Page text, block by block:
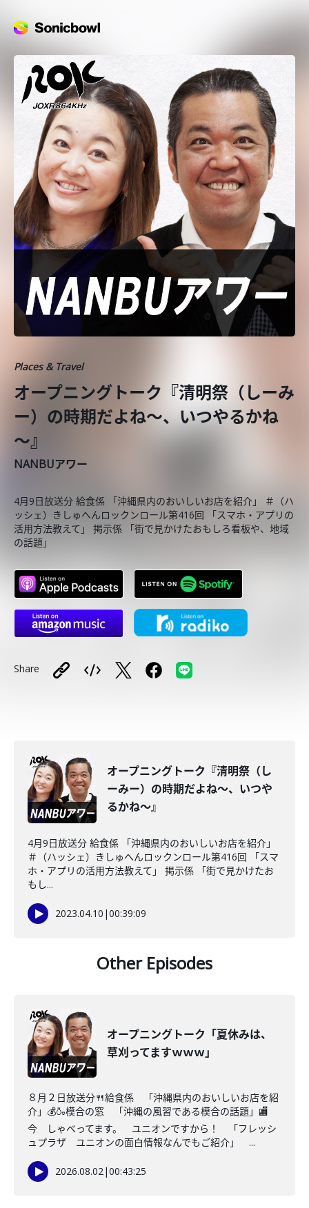
Places & Travel
オープニングトーク『清明祭（しーみ
ー）の時期だよね～、いつやるかね
～』
NANBUアワー
4月9日放送分 給食係 「沖縄県内のおいしいお店を紹介」 ＃（ハ
ッシェ）きしゅへんロックンロール第416回 「スマホ・アプリの
活用方法教えて」 掲示係 「街で見かけたおもしろ看板や、地域
の話題」
Share
オープニングトーク『清明祭（し
ーみー）の時期だよね～、いつや
るかね～』
4月9日放送分 給食係 「沖縄県内のおいしいお店を紹介」
＃（ハッシェ）きしゅへんロックンロール第416回 「スマ
ホ・アプリの活用方法教えて」 掲示係 「街で見かけたお
もし...
2023.04.10 |00:39:09
Other Episodes
オープニングトーク「夏休みは、
草刈ってますｗｗｗ」
８月２日放送分🍴給食係 「沖縄県内のおいしいお店を紹
介」💰🍶模合の窓 「沖縄の風習である模合の話題」🏬
今 しゃべってます。 ユニオンですから！ 「フレッシ
ュプラザ ユニオンの面白情報なんでもご紹介」 ...
2026.08.02|00:43:25